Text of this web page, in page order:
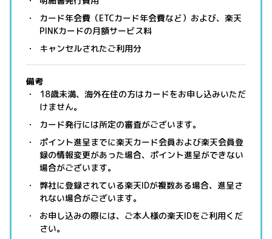
カード年会費（ETCカード年会費など）および、楽天
PINKカードの月額サービス料
キャンセルされたご利用分
備考
18歳未満、海外在住の方はカードをお申し込みいただ
けません。
カード発行には所定の審査がございます。
ポイント進呈までに楽天カード会員および楽天会員登
録の情報変更があった場合、ポイント進呈ができない
場合がございます。
弊社に登録されている楽天IDが複数ある場合、進呈さ
れない場合がございます。
お申し込みの際には、ご本人様の楽天IDをご利用くだ
さい。